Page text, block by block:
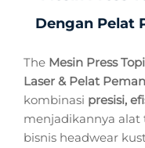
Dengan Pelat
The Mesin Press
Laser & Pelat
kombinasi presisi,
menjadikannya
bisnis headwear